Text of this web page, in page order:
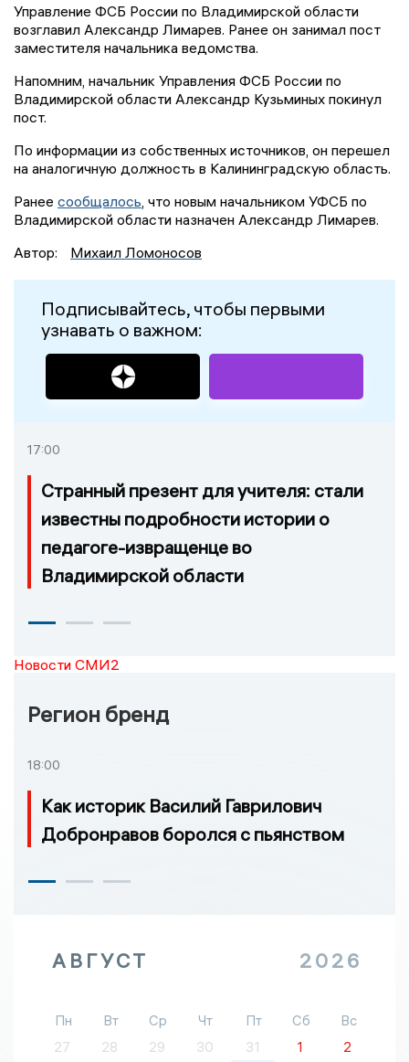
Управление ФСБ России по Владимирской области
возглавил Александр Лимарев. Ранее он занимал пост
заместителя начальника ведомства.
Напомним, начальник Управления ФСБ России по
Владимирской области Александр Кузьминых покинул
пост.
По информации из собственных источников, он перешел
на аналогичную должность в Калининградскую область.
Ранее сообщалось , что новым начальником УФСБ по
Владимирской области назначен Александр Лимарев.
Автор:
Михаил Ломоносов
Подписывайтесь, чтобы первыми
узнавать о важном:
17:00
Странный презент для учителя: стали
известны подробности истории о
педагоге-извращенце во
Владимирской области
Новости СМИ2
Регион бренд
18:00
Как историк Василий Гаврилович
Добронравов боролся с пьянством
АВГУСТ 2026
Пн Вт Ср Чт Пт Сб
Вс
27
28 29 30 31 1 2